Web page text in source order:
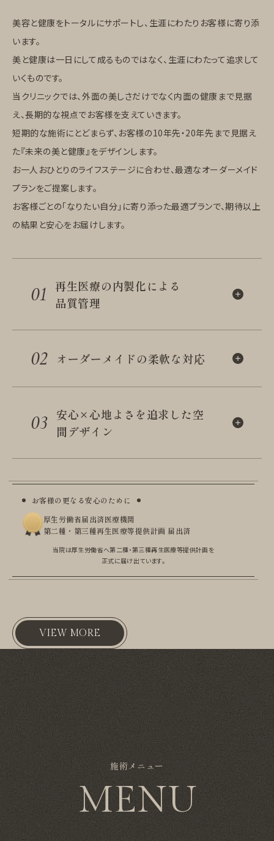
お客様の更なる安心のために
厚生労働省届出済医療機関
第二種・第三種再生医療等提供計画 届出済
当院は厚生労働省へ第二種・第三種再生医療等提供計画を
正式に届け出ています。
VIEW MORE
美容と健康をトータルにサポートし、生涯にわたりお客様に寄り添
います。
美と健康は一日にして成るものではなく、生涯にわたって追求して
いくものです。
当クリニックでは、外面の美しさだけでなく内面の健康まで見据
え、長期的な視点でお客様を支えていきます。
短期的な施術にとどまらず、お客様の10年先・20年先まで見据え
た『未来の美と健康』をデザインします。
お一人おひとりのライフステージに合わせ、最適なオーダーメイド
プランをご提案します。
お客様ごとの「なりたい自分」に寄り添った最適プランで、期待以上
の結果と安心をお届けします。
01
再生医療の内製化による
品質管理
02 オーダーメイドの柔軟な対応
03 安心×心地よさを追求した空
間デザイン
施術メニュー
MENU